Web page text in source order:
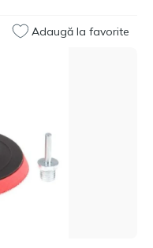
Adaugă la favorite